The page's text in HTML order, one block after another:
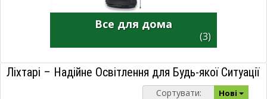
Все для дома
(3)
Ліхтарі – Надійне Освітлення для Будь-якої Ситуації
Сортувати: Нові